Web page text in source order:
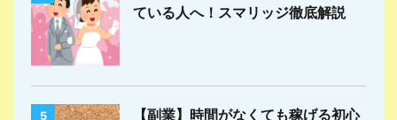
ている人へ！スマリッジ徹底解説
5
【副業】時間がなくても稼げる初心